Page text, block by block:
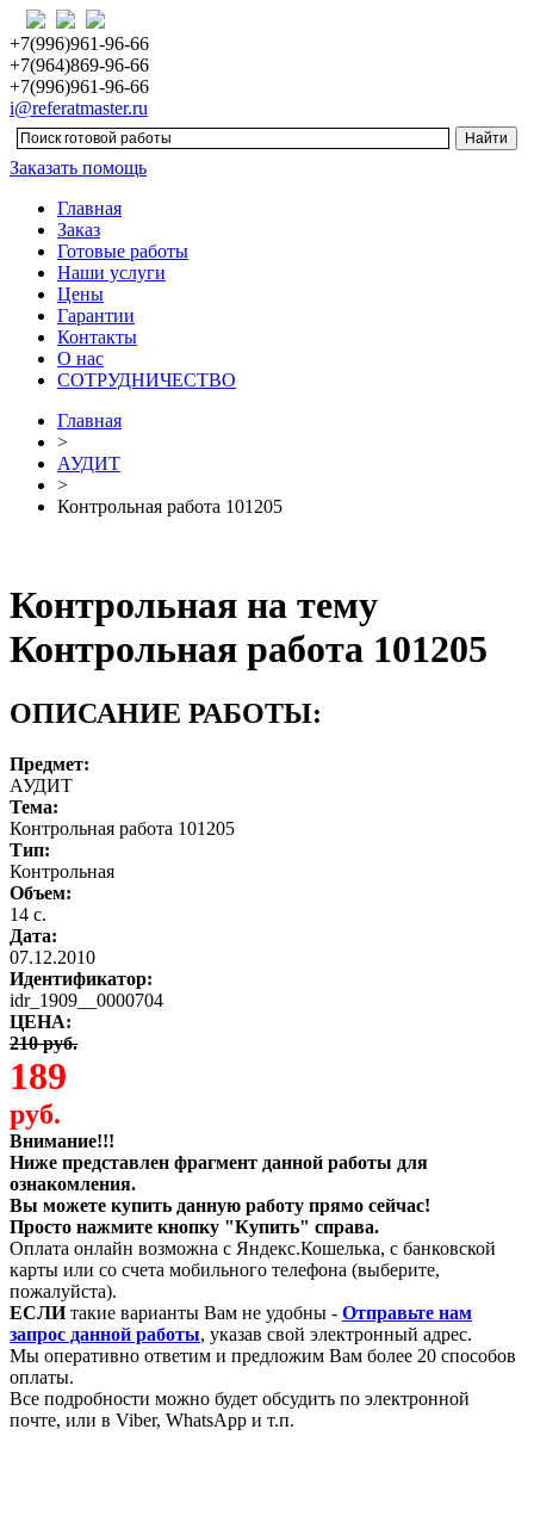
+7(996)961-96-66
+7(964)869-96-66
+7(996)961-96-66
i@referatmaster.ru
Заказать помощь
Главная
Заказ
Готовые работы
Наши услуги
Цены
Гарантии
Контакты
О нас
СОТРУДНИЧЕСТВО
Главная
>
АУДИТ
>
Контрольная работа 101205
Контрольная на тему
Контрольная работа 101205
ОПИСАНИЕ РАБОТЫ:
Предмет:
АУДИТ
Тема:
Контрольная работа 101205
Тип:
Контрольная
Объем:
14 с.
Дата:
07.12.2010
Идентификатор:
idr_1909__0000704
ЦЕНА:
210 руб.
189
руб.
Внимание!!!
Ниже представлен фрагмент данной работы для
ознакомления.
Вы можете купить данную работу прямо сейчас!
Просто нажмите кнопку "Купить" справа.
Оплата онлайн возможна с Яндекс.Кошелька, с банковской
карты или со счета мобильного телефона (выберите,
пожалуйста).
ЕСЛИтакие варианты Вам не удобны - Отправьте нам
запрос данной работы, указав свой электронный адрес.
Мы оперативно ответим и предложим Вам более 20 способов
оплаты.
Все подробности можно будет обсудить по электронной
почте, или в Viber, WhatsApp и т.п.